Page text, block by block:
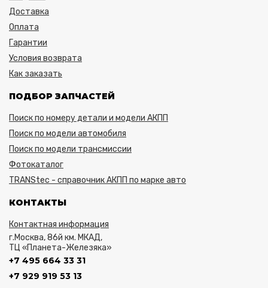
Доставка
Оплата
Гарантии
Условия возврата
Как заказать
ПОДБОР ЗАПЧАСТЕЙ
Поиск по номеру детали и модели АКПП
Поиск по модели автомобиля
Поиск по модели трансмиссии
Фотокаталог
TRANStec - справочник АКПП по марке авто
КОНТАКТЫ
Контактная информация
г.Москва, 86й км. МКАД,
ТЦ «Планета-Железяка»
+7 495 664 33 31
+7 929 919 53 13